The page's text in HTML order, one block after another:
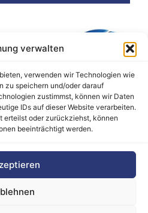
verwalten
verwenden wir Technologien wie
zu speichern und/oder darauf
zustimmst, können wir Daten
IDs auf dieser Website verarbeiten.
erteilst oder zurückziehst, können
beeinträchtigt werden.
(EU)